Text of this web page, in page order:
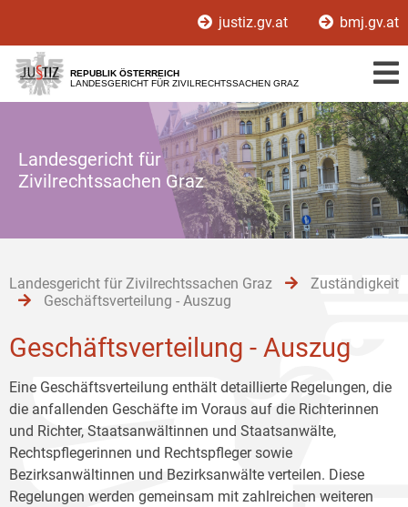
[1]
[2]
[3]
justiz.gv.at bmj.gv.at
REPUBLIK ÖSTERREICH
LANDESGERICHT FÜR ZIVILRECHTSSACHEN GRAZ
Landesgericht für
Zivilrechtssachen Graz
Landesgericht für Zivilrechtssachen Graz
Zuständigkeit
Geschäftsverteilung - Auszug
Geschäftsverteilung - Auszug
Eine Geschäftsverteilung enthält detaillierte Regelungen, die
die anfallenden Geschäfte im Voraus auf die Richterinnen
und Richter, Staatsanwältinnen und Staatsanwälte,
Rechtspflegerinnen und Rechtspfleger sowie
Bezirksanwältinnen und Bezirksanwälte verteilen. Diese
Regelungen werden gemeinsam mit zahlreichen weiteren